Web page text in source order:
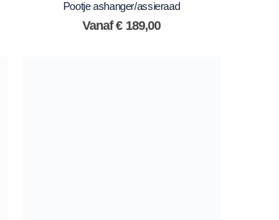
0out of 5
Pootje ashanger/assieraad
Vanaf€189,00